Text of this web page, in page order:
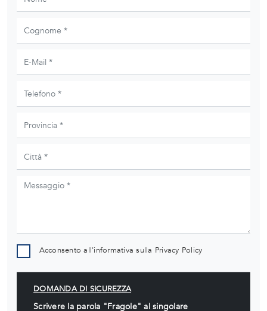
Acconsento all'informativa sulla Privacy Policy
DOMANDA DI SICUREZZA
Scrivere la parola "Fragole" al singolare